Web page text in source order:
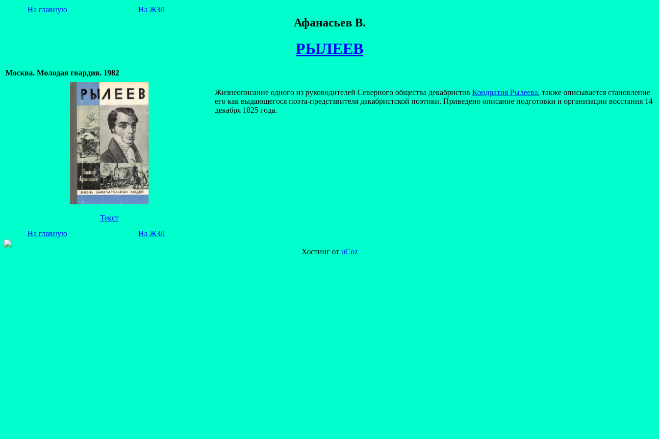
На главную На ЖЗЛ
Афанасьев В.
РЫЛЕЕВ
Москва. Молодая гвардия. 1982
Жизнеописание одного из руководителей Северного общества декабристов Кондратия Рылеева, также описывается становление
его как выдающегося поэта-представителя дакабристской поэтики. Приведено описание подготовки и организации восстания 14
декабря 1825 года.
Текст
На главную
На ЖЗЛ
Хостинг от uCoz